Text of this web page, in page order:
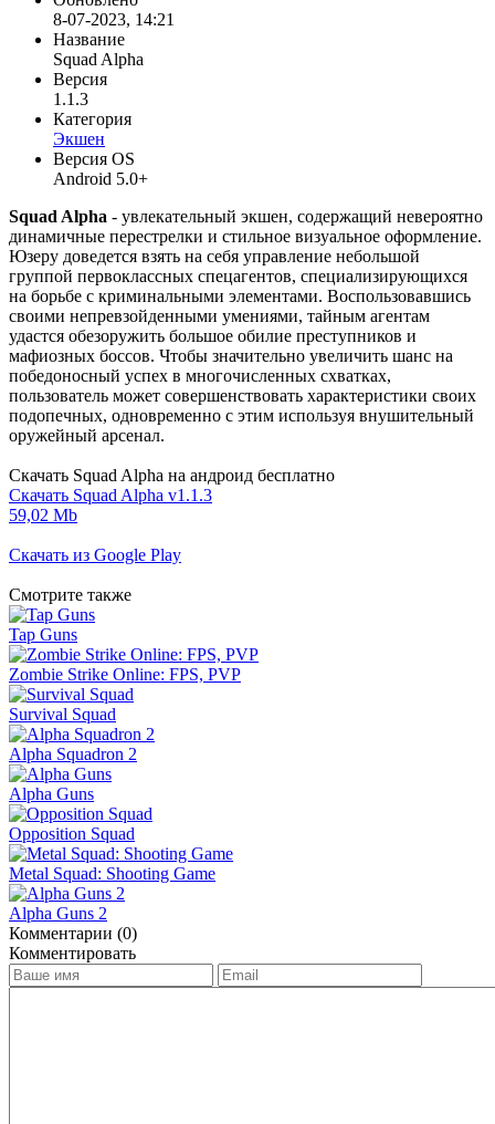
8-07-2023, 14:21
Название
Squad Alpha
Версия
1.1.3
Категория
Экшен
Версия OS
Android 5.0+
Squad Alpha - увлекательный экшен, содержащий невероятно
динамичные перестрелки и стильное визуальное оформление.
Юзеру доведется взять на себя управление небольшой
группой первоклассных спецагентов, специализирующихся
на борьбе с криминальными элементами. Воспользовавшись
своими непревзойденными умениями, тайным агентам
удастся обезоружить большое обилие преступников и
мафиозных боссов. Чтобы значительно увеличить шанс на
победоносный успех в многочисленных схватках,
пользователь может совершенствовать характеристики своих
подопечных, одновременно с этим используя внушительный
оружейный арсенал.
Скачать Squad Alpha на андроид бесплатно
Скачать Squad Alpha v1.1.3
59,02 Mb
Скачать из Google Play
Смотрите также
Tap Guns
Zombie Strike Online: FPS, PVP
Survival Squad
Alpha Squadron 2
Alpha Guns
Opposition Squad
Metal Squad: Shooting Game
Alpha Guns 2
Комментарии (0)
Комментировать